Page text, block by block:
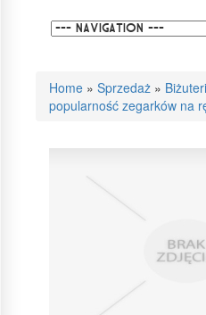
Home » Sprzedaż »
popularność zegarków na